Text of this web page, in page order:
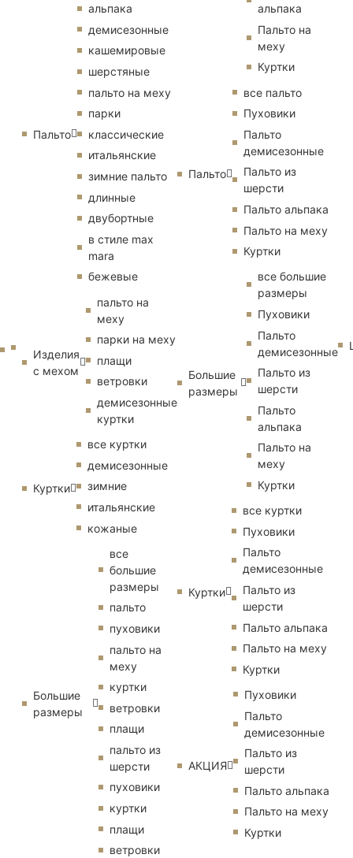
Пальто
альпака
демисезонные
кашемировые
шерстяные
пальто на меху
парки
классические
итальянские
зимние пальто
длинные
двубортные
в стиле max
mara
бежевые
Изделия
с мехом
пальто на
меху
парки на меху
плащи
ветровки
демисезонные
куртки
Куртки
все куртки
демисезонные
зимние
итальянские
кожаные
Большие
размеры
все
большие
размеры
пальто
пуховики
пальто на
меху
куртки
ветровки
плащи
пальто из
шерсти
пуховики
куртки
плащи
ветровки
альпака
Пальто на
меху
Куртки
Пальто
все пальто
Пуховики
Пальто
демисезонные
Пальто из
шерсти
Пальто альпака
Пальто на меху
Куртки
Большие
размеры
все большие
размеры
Пуховики
Пальто
демисезонные
Пальто из
шерсти
Пальто
альпака
Пальто на
меху
Куртки
Куртки
все куртки
Пуховики
Пальто
демисезонные
Пальто из
шерсти
Пальто альпака
Пальто на меху
Куртки
АКЦИЯ
Пуховики
Пальто
демисезонные
Пальто из
шерсти
Пальто альпака
Пальто на меху
Куртки